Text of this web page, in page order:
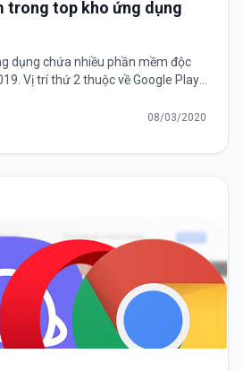
trong top kho ứng dụng
dụng chứa nhiều phần mềm độc
Vị trí thứ 2 thuộc về Google Play.
08/03/2020